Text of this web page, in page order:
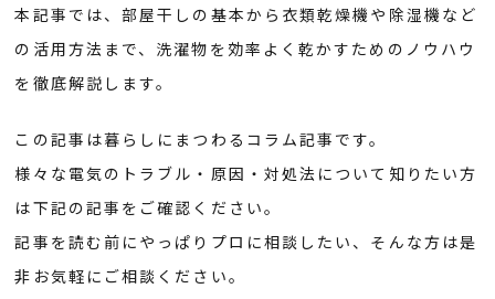
本記事では、部屋干しの基本から衣類乾燥機や除湿機など
の活用方法まで、洗濯物を効率よく乾かすためのノウハウ
を徹底解説します。
この記事は暮らしにまつわるコラム記事です。
様々な電気のトラブル・原因・対処法について知りたい方
は下記の記事をご確認ください。
記事を読む前にやっぱりプロに相談したい、そんな方は是
非お気軽にご相談ください。